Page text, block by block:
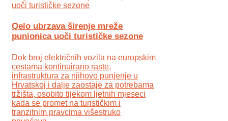
Qelo ubrzava širenje mreže
punionica uoči turističke sezone
Dok broj električnih vozila na europskim
cestama kontinuirano raste,
infrastruktura za njihovo punjenje u
Hrvatskoj i dalje zaostaje za potrebama
tržišta, osobito tijekom ljetnih mjeseci
kada se promet na turističkim i
tranzitnim pravcima višestruko